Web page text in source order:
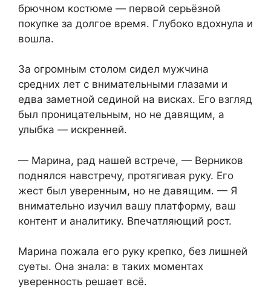
брючном костюме — первой серьёзной
покупке за долгое время. Глубоко вдохнула и
вошла.
За огромным столом сидел мужчина
средних лет с внимательными глазами и
едва заметной сединой на висках. Его взгляд
был проницательным, но не давящим, а
улыбка — искренней.
— Марина, рад нашей встрече, — Верников
поднялся навстречу, протягивая руку. Его
жест был уверенным, но не давящим. — Я
внимательно изучил вашу платформу, ваш
контент и аналитику. Впечатляющий рост.
Марина пожала его руку крепко, без лишней
суеты. Она знала: в таких моментах
уверенность решает всё.